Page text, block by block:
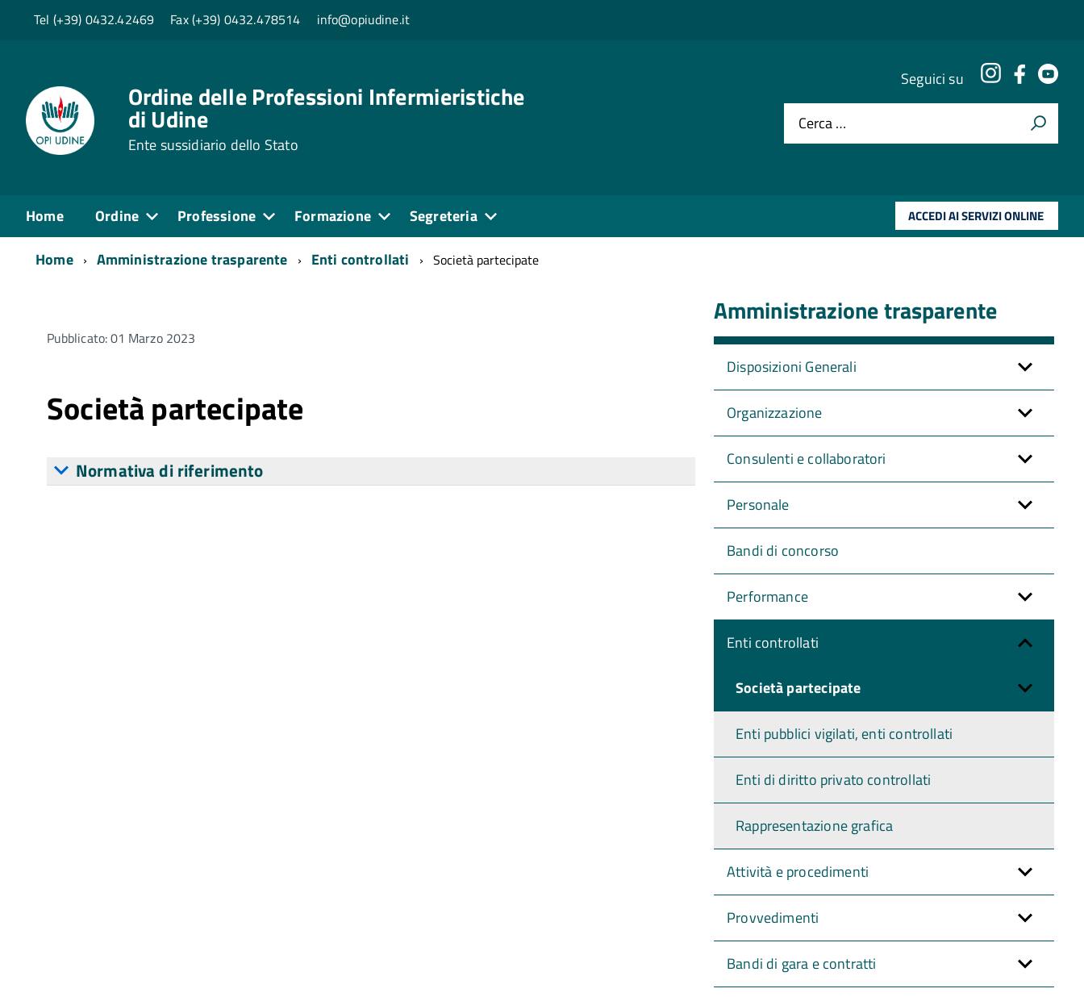
Tel (+39) 0432.42469 Fax (+39) 0432.478514 info@opiudine.it
Ordine delle Professioni Infermieristiche
di Udine
Ente sussidiario dello Stato
Seguici su Instagram
Facebook
Cerca …
Home Ordine Professione Formazione Segreteria ACCEDI AI SERVIZI ONLINE
Home Amministrazione trasparente Enti controllati Società partecipate
Pubblicato: 01 Marzo 2023
Società partecipate
Normativa di riferimento
Amministrazione trasparente
Disposizioni Generali
Organizzazione
Consulenti e collaboratori
Personale
Bandi di concorso
Performance
Enti controllati
Società partecipate
Enti pubblici vigilati, enti controllati
Enti di diritto privato controllati
Rappresentazione grafica
Attività e procedimenti
Provvedimenti
Bandi di gara e contratti